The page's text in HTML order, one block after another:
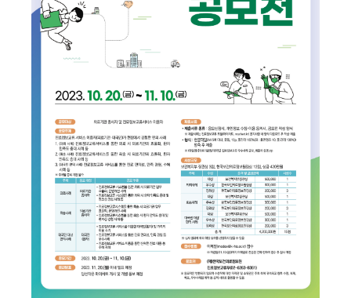
Service